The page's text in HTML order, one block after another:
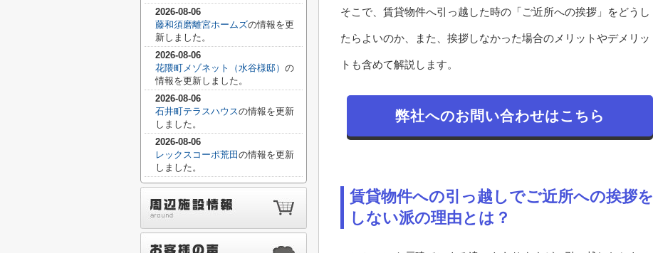
そこで、賃貸物件へ引っ越した時の「ご近所への挨拶」をどうし
たらよいのか、また、挨拶しなかった場合のメリットやデメリッ
トも含めて解説します。
弊社へのお問い合わせはこちら
賃貸物件への引っ越しでご近所への挨拶を
しない派の理由とは？
2026-08-06
藤和須磨離宮ホームズの情報を更
新しました。
2026-08-06
花隈町メゾネット（水谷様邸） の
情報を更新しました。
2026-08-06
石井町テラスハウスの情報を更新
しました。
2026-08-06
レックスコーポ荒田 の情報を更新
しました。